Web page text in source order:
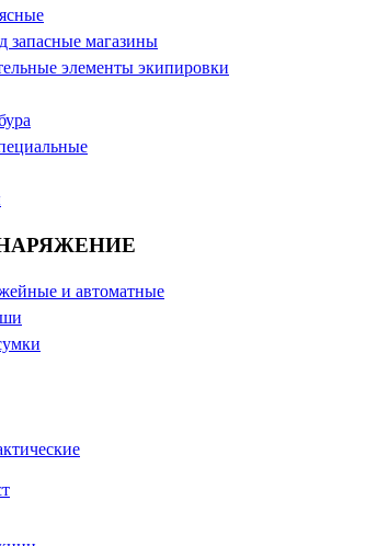
запасные магазины
элементы экипировки
и автоматные